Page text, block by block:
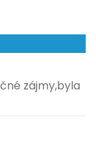
zájmy,byla